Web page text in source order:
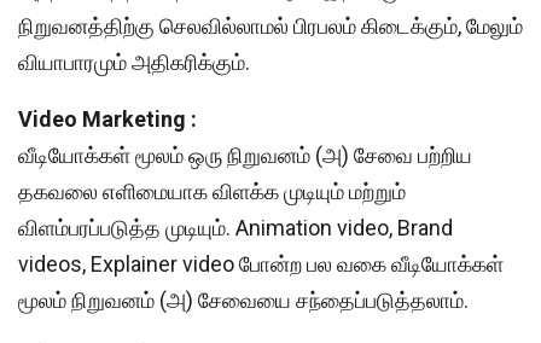
நிறுவனத்திற்கு செலவில்லாமல் பிரபலம் கிடைக்கும், மேலும்
வியாபாரமும் அதிகரிக்கும்.
Video Marketing :
வீடியோக்கள் மூலம் ஒரு நிறுவனம் (அ) சேவை பற்றிய
தகவலை எளிமையாக விளக்க முடியும் மற்றும்
விளம்பரப்படுத்த முடியும். Animation video, Brand
videos, Explainer video போன்ற பல வகை வீடியோக்கள்
மூலம் நிறுவனம் (அ) சேவையை சந்தைப்படுத்தலாம்.